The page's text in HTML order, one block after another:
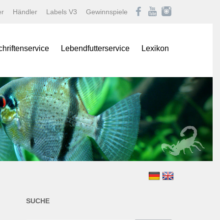
Händler Labels V3 Gewinnspiele
Fachmagazin
Aquarium live
& Teich Magazin
Lebendfutterservice Lexikon
Barben
Buntbarsche
Gartenteich
Goldfische und Koi
Krebse
Labyrinther
SUCHE